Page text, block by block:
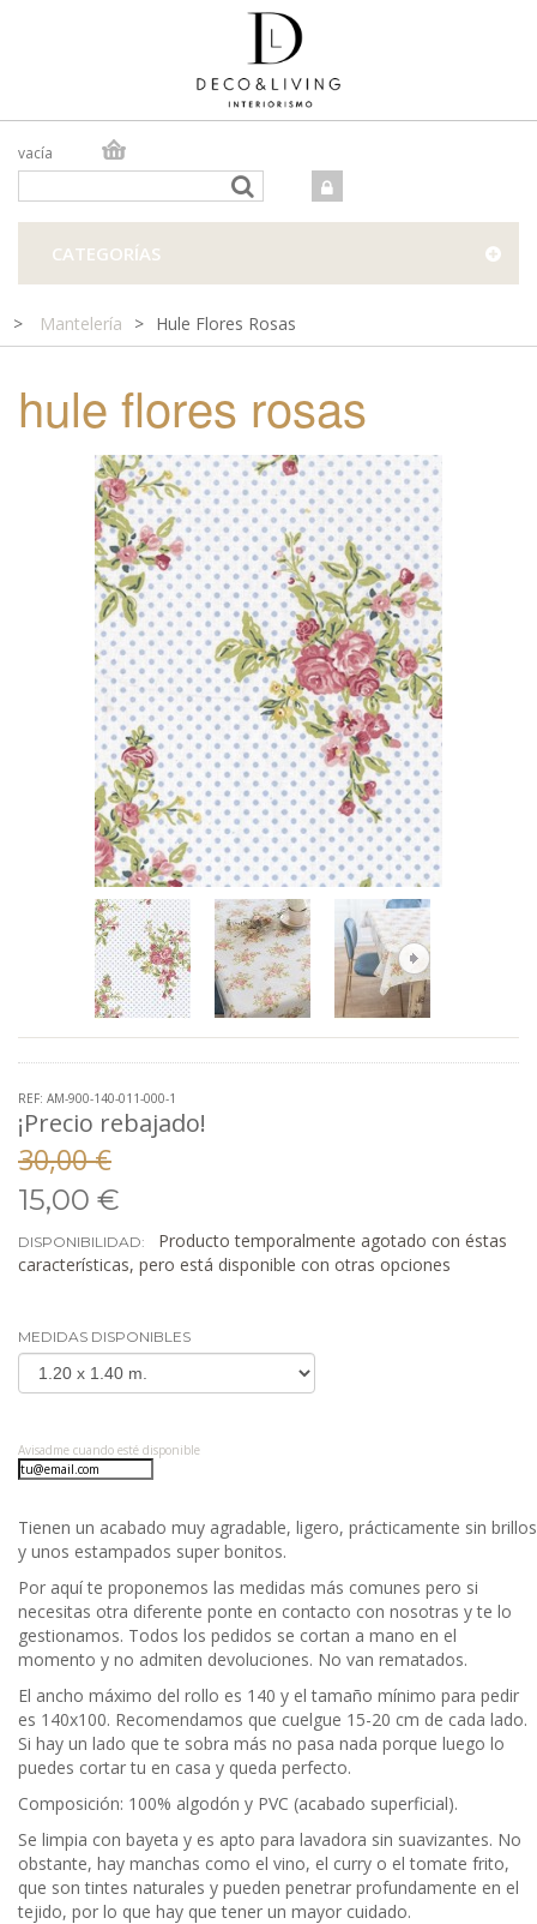
vacía
TIENDA FÍSICA
CATEGORÍAS
> Mantelería > Hule Flores Rosas
hule flores rosas
REF: AM-900-140-011-000-1
¡Precio rebajado!
30,00 €
15,00 €
DISPONIBILIDAD:
Producto temporalmente agotado con éstas
características, pero está disponible con otras opciones
MEDIDAS DISPONIBLES
Avisadme cuando esté disponible
Tienen un acabado muy agradable, ligero, prácticamente sin brillos
y unos estampados super bonitos.
Por aquí te proponemos las medidas más comunes pero si
necesitas otra diferente ponte en contacto con nosotras y te lo
gestionamos. Todos los pedidos se cortan a mano en el
momento y no admiten devoluciones. No van rematados.
El ancho máximo del rollo es 140 y el tamaño mínimo para pedir
es 140x100. Recomendamos que cuelgue 15-20 cm de cada lado.
Si hay un lado que te sobra más no pasa nada porque luego lo
puedes cortar tu en casa y queda perfecto.
Composición: 100% algodón y PVC (acabado superficial).
Se limpia con bayeta y es apto para lavadora sin suavizantes. No
obstante, hay manchas como el vino, el curry o el tomate frito,
que son tintes naturales y pueden penetrar profundamente en el
tejido, por lo que hay que tener un mayor cuidado.